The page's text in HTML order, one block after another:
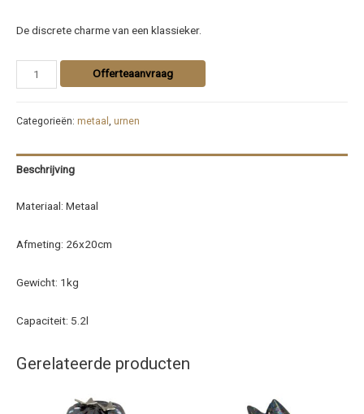
De discrete charme van een klassieker.
Offerteaanvraag
Categorieën: metaal , urnen
Beschrijving
Materiaal: Metaal
Afmeting: 26x20cm
Gewicht: 1kg
Capaciteit: 5.2l
Gerelateerde producten